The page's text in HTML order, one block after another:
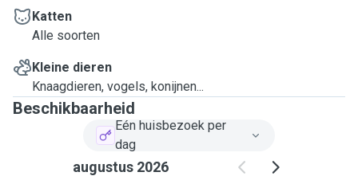
Katten
Alle soorten
Kleine dieren
Knaagdieren, vogels, konijnen...
Beschikbaarheid
Eén huisbezoek per
dag
augustus 2026